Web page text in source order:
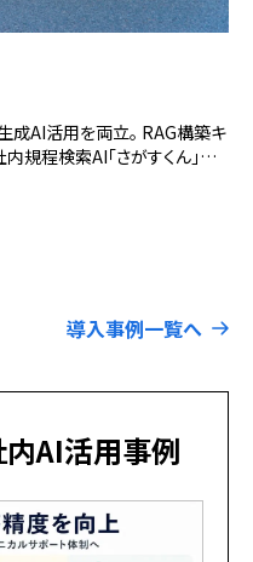
成AI活用を両立。 RAG構築キ
内規程検索AI「さがすくん」を
導入事例一覧へ
内AI活用事例